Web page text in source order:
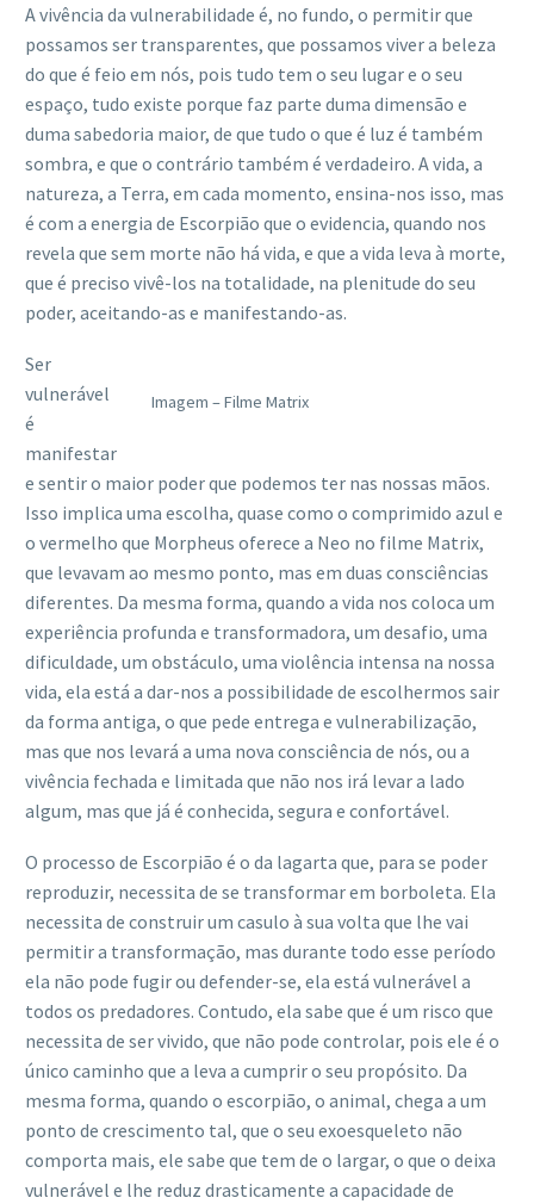
A vivência da vulnerabilidade é, no fundo, o permitir que
possamos ser transparentes, que possamos viver a beleza
do que é feio em nós, pois tudo tem o seu lugar e o seu
espaço, tudo existe porque faz parte duma dimensão e
duma sabedoria maior, de que tudo o que é luz é também
sombra, e que o contrário também é verdadeiro. A vida, a
natureza, a Terra, em cada momento, ensina-nos isso, mas
é com a energia de Escorpião que o evidencia, quando nos
revela que sem morte não há vida, e que a vida leva à morte,
que é preciso vivê-los na totalidade, na plenitude do seu
poder, aceitando-as e manifestando-as.
Imagem – Filme Matrix
Ser
vulnerável
é
manifestar
e sentir o maior poder que podemos ter nas nossas mãos.
Isso implica uma escolha, quase como o comprimido azul e
o vermelho que Morpheus oferece a Neo no filme Matrix,
que levavam ao mesmo ponto, mas em duas consciências
diferentes. Da mesma forma, quando a vida nos coloca um
experiência profunda e transformadora, um desafio, uma
dificuldade, um obstáculo, uma violência intensa na nossa
vida, ela está a dar-nos a possibilidade de escolhermos sair
da forma antiga, o que pede entrega e vulnerabilização,
mas que nos levará a uma nova consciência de nós, ou a
vivência fechada e limitada que não nos irá levar a lado
algum, mas que já é conhecida, segura e confortável.
O processo de Escorpião é o da lagarta que, para se poder
reproduzir, necessita de se transformar em borboleta. Ela
necessita de construir um casulo à sua volta que lhe vai
permitir a transformação, mas durante todo esse período
ela não pode fugir ou defender-se, ela está vulnerável a
todos os predadores. Contudo, ela sabe que é um risco que
necessita de ser vivido, que não pode controlar, pois ele é o
único caminho que a leva a cumprir o seu propósito. Da
mesma forma, quando o escorpião, o animal, chega a um
ponto de crescimento tal, que o seu exoesqueleto não
comporta mais, ele sabe que tem de o largar, o que o deixa
vulnerável e lhe reduz drasticamente a capacidade de